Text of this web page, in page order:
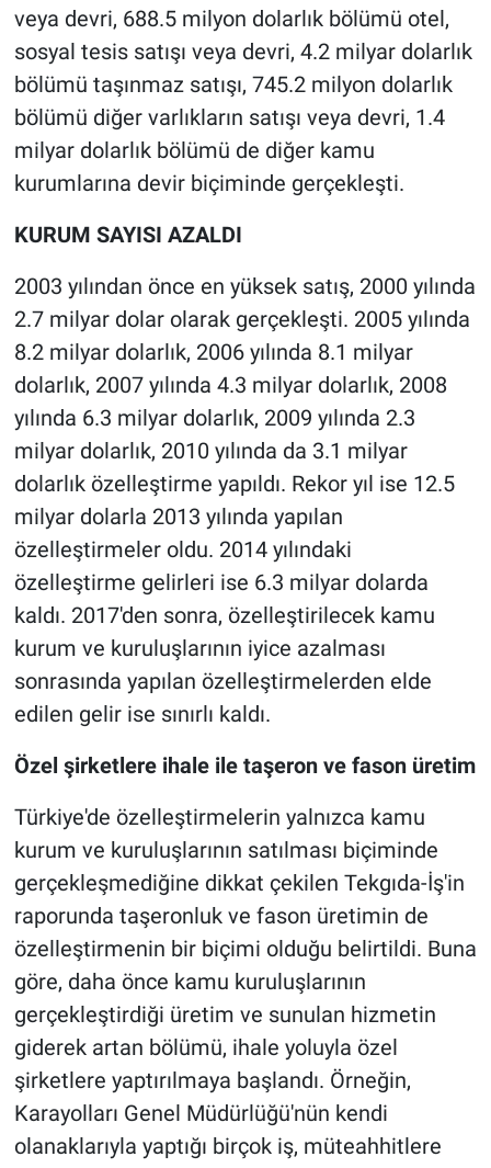
veya devri, 688.5 milyon dolarlık bölümü otel,
sosyal tesis satışı veya devri, 4.2 milyar dolarlık
bölümü taşınmaz satışı, 745.2 milyon dolarlık
bölümü diğer varlıkların satışı veya devri, 1.4
milyar dolarlık bölümü de diğer kamu
kurumlarına devir biçiminde gerçekleşti.
KURUM SAYISI AZALDI
2003 yılından önce en yüksek satış, 2000 yılında
2.7 milyar dolar olarak gerçekleşti. 2005 yılında
8.2 milyar dolarlık, 2006 yılında 8.1 milyar
dolarlık, 2007 yılında 4.3 milyar dolarlık, 2008
yılında 6.3 milyar dolarlık, 2009 yılında 2.3
milyar dolarlık, 2010 yılında da 3.1 milyar
dolarlık özelleştirme yapıldı. Rekor yıl ise 12.5
milyar dolarla 2013 yılında yapılan
özelleştirmeler oldu. 2014 yılındaki
özelleştirme gelirleri ise 6.3 milyar dolarda
kaldı. 2017'den sonra, özelleştirilecek kamu
kurum ve kuruluşlarının iyice azalması
sonrasında yapılan özelleştirmelerden elde
edilen gelir ise sınırlı kaldı.
Özel şirketlere ihale ile taşeron ve fason üretim
Türkiye'de özelleştirmelerin yalnızca kamu
kurum ve kuruluşlarının satılması biçiminde
gerçekleşmediğine dikkat çekilen Tekgıda-İş'in
raporunda taşeronluk ve fason üretimin de
özelleştirmenin bir biçimi olduğu belirtildi. Buna
göre, daha önce kamu kuruluşlarının
gerçekleştirdiği üretim ve sunulan hizmetin
giderek artan bölümü, ihale yoluyla özel
şirketlere yaptırılmaya başlandı. Örneğin,
Karayolları Genel Müdürlüğü'nün kendi
olanaklarıyla yaptığı birçok iş, müteahhitlere